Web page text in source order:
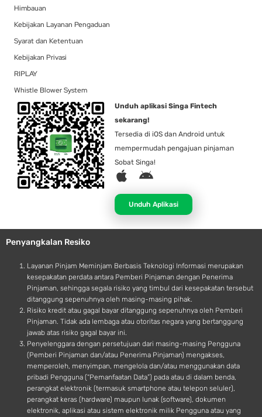
Himbauan
Kebijakan Layanan Pengaduan
Syarat dan Ketentuan
Kebijakan Privasi
RIPLAY
Whistle Blower System
Unduh aplikasi Singa Fintech
sekarang!
Tersedia di iOS dan Android untuk
mempermudah pengajuan pinjaman
Sobat Singa!
A
p
l
e
A
d
r
o
d
Unduh Aplikasi
Penyangkalan Resiko
Layanan Pinjam Meminjam Berbasis Teknologi Informasi merupakan
kesepakatan perdata antara Pemberi Pinjaman dengan Penerima
Pinjaman, sehingga segala risiko yang timbul dari kesepakatan tersebut
ditanggung sepenuhnya oleh masing-masing pihak.
Risiko kredit atau gagal bayar ditanggung sepenuhnya oleh Pemberi
Pinjaman. Tidak ada lembaga atau otoritas negara yang bertanggung
jawab atas risiko gagal bayar ini.
Penyelenggara dengan persetujuan dari masing-masing Pengguna
(Pemberi Pinjaman dan/atau Penerima Pinjaman) mengakses,
memperoleh, menyimpan, mengelola dan/atau menggunakan data
pribadi Pengguna (“Pemanfaatan Data”) pada atau di dalam benda,
perangkat elektronik (termasuk smartphone atau telepon seluler),
perangkat keras (hardware) maupun lunak (software), dokumen
elektronik, aplikasi atau sistem elektronik milik Pengguna atau yang